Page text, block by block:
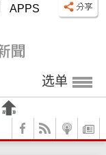
APPS
选单